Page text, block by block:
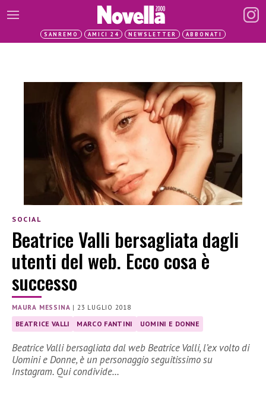
SANREMO AMICI 24 NEWSLETTER ABBONATI
SOCIAL
Beatrice Valli bersagliata dagli
utenti del web. Ecco cosa è
successo
MAURA MESSINA | 23 LUGLIO 2018
BEATRICE VALLI MARCO FANTINI UOMINI E DONNE
Beatrice Valli bersagliata dal web Beatrice Valli, l’ex volto di
Uomini e Donne, è un personaggio seguitissimo su
Instagram. Qui condivide…